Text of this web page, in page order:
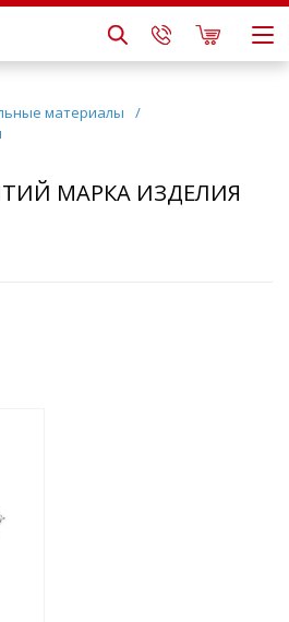
материалы
/
МАРКА ИЗДЕЛИЯ